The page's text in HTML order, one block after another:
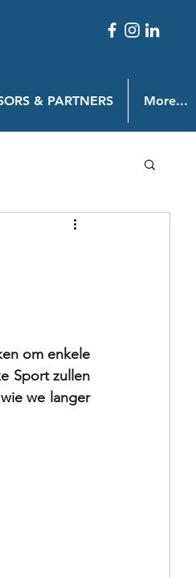
& PARTNERS More...
om enkele
Sport zullen
we langer